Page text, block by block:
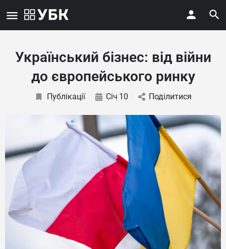
Український бізнес: від війни
до європейського ринку
Публікації Січ 10 Поділитися